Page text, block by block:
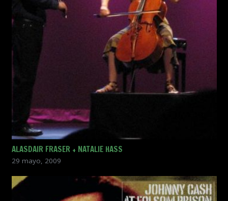
ALASDAIR FRASER + NATALIE HASS
29 mayo, 2009